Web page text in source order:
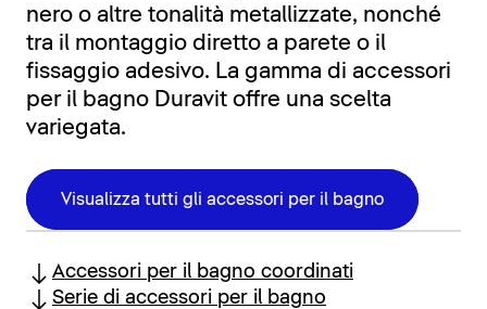
nero o altre tonalità metallizzate, nonché
tra il montaggio diretto a parete o il
fissaggio adesivo. La gamma di accessori
per il bagno Duravit offre una scelta
variegata.
Visualizza tutti gli accessori per il bagno
Accessori per il bagno coordinati
Serie di accessori per il bagno